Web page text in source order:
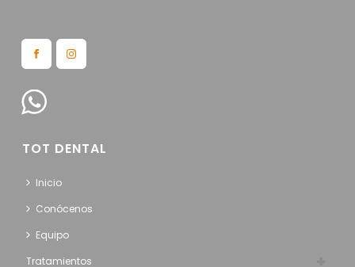
TOT DENTAL
Inicio
Conócenos
Equipo
Tratamientos